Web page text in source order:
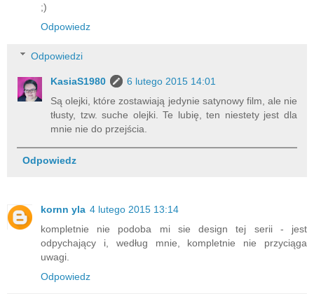
;)
Odpowiedz
Odpowiedzi
KasiaS1980
6 lutego 2015 14:01
Są olejki, które zostawiają jedynie satynowy film, ale nie
tłusty, tzw. suche olejki. Te lubię, ten niestety jest dla
mnie nie do przejścia.
Odpowiedz
kornn yla 4 lutego 2015 13:14
kompletnie nie podoba mi sie design tej serii - jest
odpychający i, według mnie, kompletnie nie przyciąga
uwagi.
Odpowiedz